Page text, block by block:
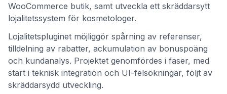
WooCommerce butik, samt utveckla ett skräddarsytt
lojalitetssystem för kosmetologer.
Lojalitetspluginet möjliggör spårning av referenser,
tilldelning av rabatter, ackumulation av bonuspoäng
och kundanalys. Projektet genomfördes i faser, med
start i teknisk integration och UI-felsökningar, följt av
skräddarsydd utveckling.